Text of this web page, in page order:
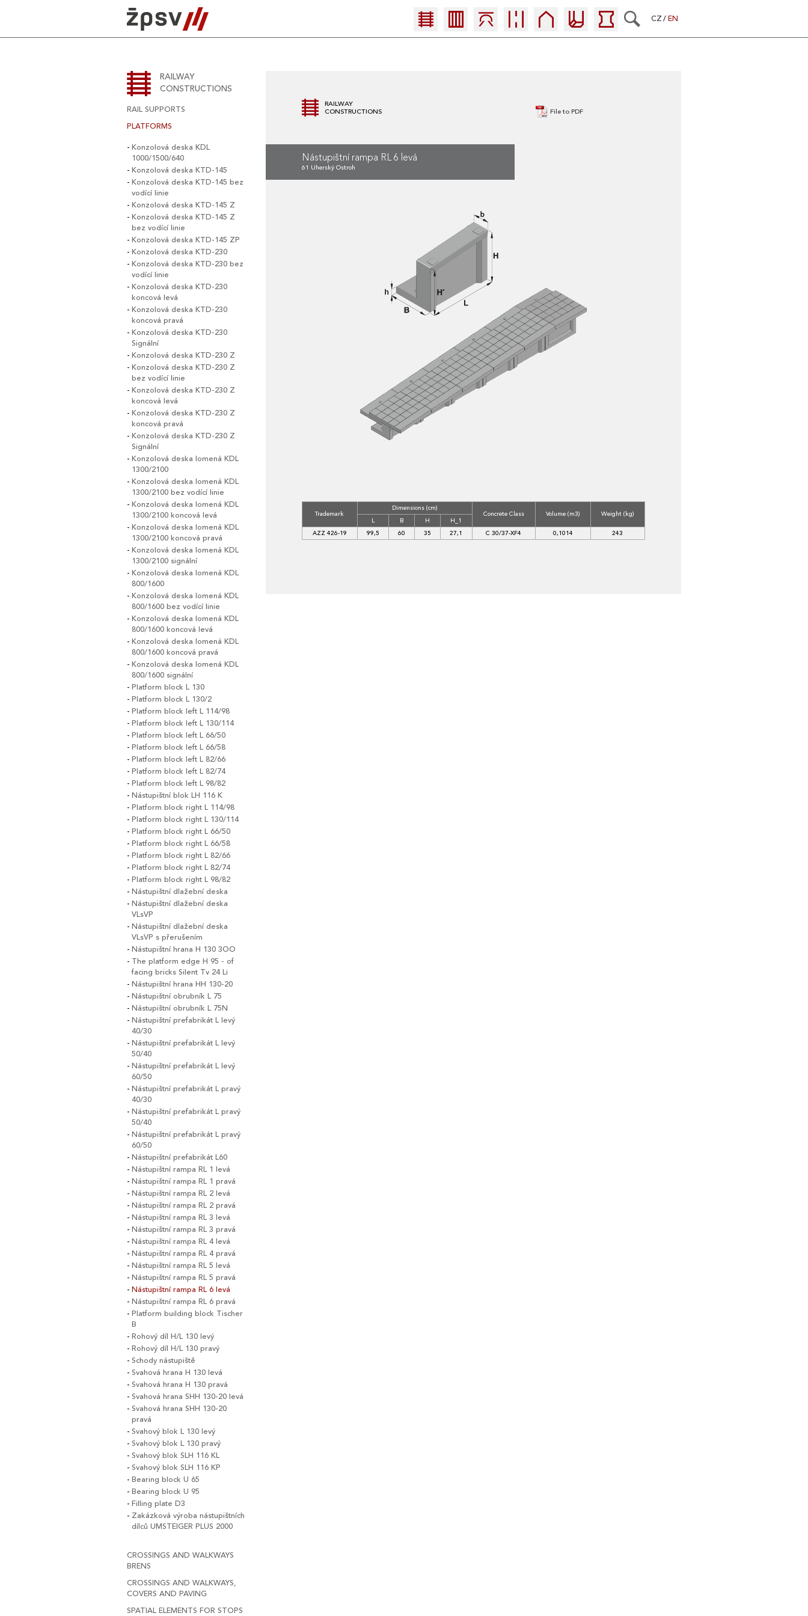
CZ EN
RAILWAY
CONSTRUCTIONS
RAIL SUPPORTS
PLATFORMS
Konzolová deska KDL
1000/1500/640
Konzolová deska KTD-145
Konzolová deska KTD-145 bez
vodící linie
Konzolová deska KTD-145 Z
Konzolová deska KTD-145 Z
bez vodící linie
Konzolová deska KTD-145 ZP
Konzolová deska KTD-230
Konzolová deska KTD-230 bez
vodící linie
Konzolová deska KTD-230
koncová levá
Konzolová deska KTD-230
koncová pravá
Konzolová deska KTD-230
Signální
Konzolová deska KTD-230 Z
Konzolová deska KTD-230 Z
bez vodící linie
Konzolová deska KTD-230 Z
koncová levá
Konzolová deska KTD-230 Z
koncová pravá
Konzolová deska KTD-230 Z
Signální
Konzolová deska lomená KDL
1300/2100
Konzolová deska lomená KDL
1300/2100 bez vodící linie
Konzolová deska lomená KDL
1300/2100 koncová levá
Konzolová deska lomená KDL
1300/2100 koncová pravá
Konzolová deska lomená KDL
1300/2100 signální
Konzolová deska lomená KDL
800/1600
Konzolová deska lomená KDL
800/1600 bez vodící linie
Konzolová deska lomená KDL
800/1600 koncová levá
Konzolová deska lomená KDL
800/1600 koncová pravá
Konzolová deska lomená KDL
800/1600 signální
Platform block L 130
Platform block L 130/2
Platform block left L 114/98
Platform block left L 130/114
Platform block left L 66/50
Platform block left L 66/58
Platform block left L 82/66
Platform block left L 82/74
Platform block left L 98/82
Nástupištní blok LH 116 K
Platform block right L 114/98
Platform block right L 130/114
Platform block right L 66/50
Platform block right L 66/58
Platform block right L 82/66
Platform block right L 82/74
Platform block right L 98/82
Nástupištní dlažební deska
Nástupištní dlažební deska
VLsVP
Nástupištní dlažební deska
VLsVP s přerušením
Nástupištní hrana H 130 3OO
The platform edge H 95 - of
facing bricks Silent Tv 24 Li
Nástupištní hrana HH 130-20
Nástupištní obrubník L 75
Nástupištní obrubník L 75N
Nástupištní prefabrikát L levý
40/30
Nástupištní prefabrikát L levý
50/40
Nástupištní prefabrikát L levý
60/50
Nástupištní prefabrikát L pravý
40/30
Nástupištní prefabrikát L pravý
50/40
Nástupištní prefabrikát L pravý
60/50
Nástupištní prefabrikát L60
Nástupištní rampa RL 1 levá
Nástupištní rampa RL 1 pravá
Nástupištní rampa RL 2 levá
Nástupištní rampa RL 2 pravá
Nástupištní rampa RL 3 levá
Nástupištní rampa RL 3 pravá
Nástupištní rampa RL 4 levá
Nástupištní rampa RL 4 pravá
Nástupištní rampa RL 5 levá
Nástupištní rampa RL 5 pravá
Nástupištní rampa RL 6 levá
Nástupištní rampa RL 6 pravá
Platform building block Tischer
B
Rohový díl H/L 130 levý
Rohový díl H/L 130 pravý
Schody nástupiště
Svahová hrana H 130 levá
Svahová hrana H 130 pravá
Svahová hrana SHH 130-20 levá
Svahová hrana SHH 130-20
pravá
Svahový blok L 130 levý
Svahový blok L 130 pravý
Svahový blok SLH 116 KL
Svahový blok SLH 116 KP
Bearing block U 65
Bearing block U 95
Filling plate D3
Zakázková výroba nástupištních
dílců UMSTEIGER PLUS 2000
CROSSINGS AND WALKWAYS
BRENS
CROSSINGS AND WALKWAYS,
COVERS AND PAVING
SPATIAL ELEMENTS FOR STOPS
RAILWAY
CONSTRUCTIONS
Nástupištní rampa RL 6 levá
61 Uherský Ostroh
File to PDF
Trademark
Dimensions (cm)
Concrete Class Volume (m3)
Weight (kg)
L
B H
H_1
AZZ 426-19
99,5 60 35 27,1 C 30/37-XF4 0,1014 243